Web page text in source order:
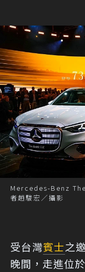
Mercedes-Benz
者趙駿宏／攝影
受台灣賓士之
晚間，走進位